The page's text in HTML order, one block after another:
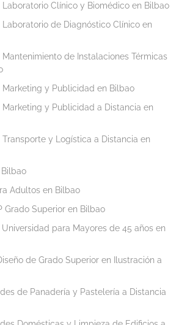
Laboratorio Clínico y Biomédico en Bilbao
Laboratorio de Diagnóstico Clínico en
Mantenimiento de Instalaciones Térmicas
Marketing y Publicidad en Bilbao
Marketing y Publicidad a Distancia en
Transporte y Logística a Distancia en
Adultos en Bilbao
Grado Superior en Bilbao
para Mayores de 45 años en
de Grado Superior en Ilustración a
de Panadería y Pastelería a Distancia